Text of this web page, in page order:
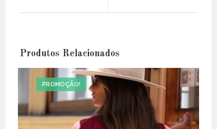
Produtos Relacionados
PROMOÇÃO!